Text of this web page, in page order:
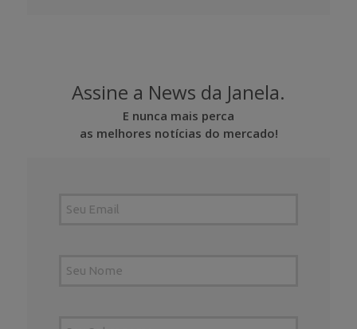
Assine a News da Janela.
E nunca mais perca
as melhores notícias do mercado!